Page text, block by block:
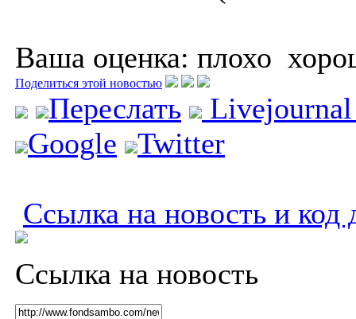
Ваша оценка: плохо
Поделиться этой новостью
Переслать
Google
Twitter
Ссылка на новость и код
Ссылка на новость